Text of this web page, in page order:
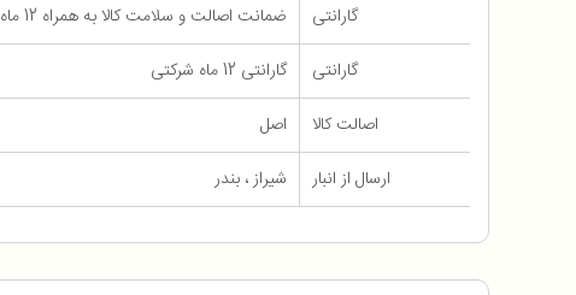
گارانتی
ضمانت اصالت و سلامت کالا به همراه 12 ماه گارانتی
گارانتی
گارانتی 12 ماه شرکتی
اصالت کالا
اصل
ارسال از انبار
شیراز ، بندر